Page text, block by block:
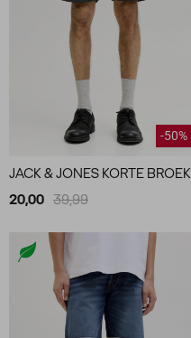
-50%
JACK & JONES KORTE BROEK
20,00 39,99